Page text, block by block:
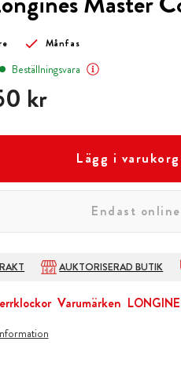
Månfas
Beställningsvara
kr kr
Lägg i
Endast online
AUKTORISERAD BUTIK
Varumärken